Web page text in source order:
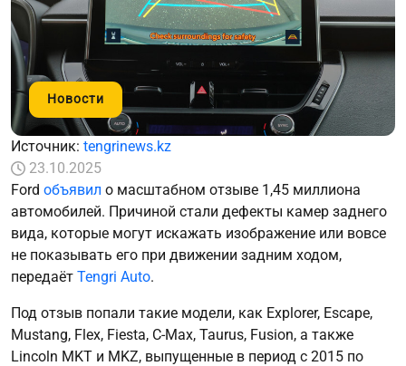
Новости
Источник: tengrinews.kz
23.10.2025
Ford объявил о масштабном отзыве 1,45 миллиона
автомобилей. Причиной стали дефекты камер заднего
вида, которые могут искажать изображение или вовсе
не показывать его при движении задним ходом,
передаёт Tengri Auto.
Под отзыв попали такие модели, как Explorer, Escape,
Mustang, Flex, Fiesta, C-Max, Taurus, Fusion, а также
Lincoln MKT и MKZ, выпущенные в период с 2015 по